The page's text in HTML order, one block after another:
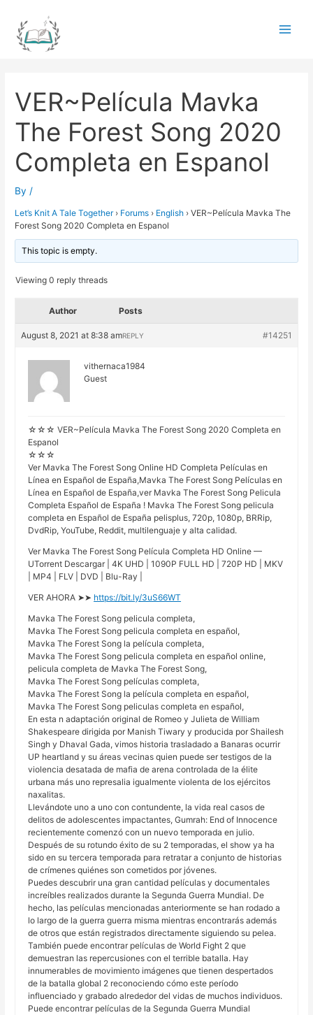
content
VER~Película Mavka
The Forest Song 2020
Completa en Espanol
By /
Let’s Knit A Tale Together › Forums › English › VER~Película Mavka The
Forest Song 2020 Completa en Espanol
This topic is empty.
Viewing 0 reply threads
Author Posts
August 8, 2021 at 8:38 am #14251
REPLY
vithernaca1984
Guest
☆☆☆ VER~Película Mavka The Forest Song 2020 Completa en
Espanol
☆☆☆
Ver Mavka The Forest Song Online HD Completa Películas en
Línea en Español de España,Mavka The Forest Song Películas en
Línea en Español de España,ver Mavka The Forest Song Pelicula
Completa Español de España ! Mavka The Forest Song pelicula
completa en Español de España pelisplus, 720p, 1080p, BRRip,
DvdRip, YouTube, Reddit, multilenguaje y alta calidad.
Ver Mavka The Forest Song Película Completa HD Online —
UTorrent Descargar | 4K UHD | 1090P FULL HD | 720P HD | MKV
| MP4 | FLV | DVD | Blu-Ray |
VER AHORA ➤➤ https://bit.ly/3uS66WT
Mavka The Forest Song pelicula completa,
Mavka The Forest Song pelicula completa en español,
Mavka The Forest Song la película completa,
Mavka The Forest Song pelicula completa en español online,
pelicula completa de Mavka The Forest Song,
Mavka The Forest Song películas completa,
Mavka The Forest Song la película completa en español,
Mavka The Forest Song peliculas completa en español,
En esta n adaptación original de Romeo y Julieta de William
Shakespeare dirigida por Manish Tiwary y producida por Shailesh
Singh y Dhaval Gada, vimos historia trasladado a Banaras ocurrir
UP heartland y su áreas vecinas quien puede ser testigos de la
violencia desatada de mafia de arena controlada de la élite
urbana más uno represalia igualmente violenta de los ejércitos
naxalitas.
Llevándote uno a uno con contundente, la vida real casos de
delitos de adolescentes impactantes, Gumrah: End of Innocence
recientemente comenzó con un nuevo temporada en julio.
Después de su rotundo éxito de su 2 temporadas, el show ya ha
sido en su tercera temporada para retratar a conjunto de historias
de crímenes quiénes son cometidos por jóvenes.
Puedes descubrir una gran cantidad películas y documentales
increíbles realizados durante la Segunda Guerra Mundial. De
hecho, las películas mencionadas anteriormente se han rodado a
lo largo de la guerra guerra misma mientras encontrarás además
de otros que están registrados directamente siguiendo su pelea.
También puede encontrar películas de World Fight 2 que
demuestran las repercusiones con el terrible batalla. Hay
innumerables de movimiento imágenes que tienen despertados
de la batalla global 2 reconociendo cómo este período
influenciado y grabado alrededor del vidas de muchos individuos.
Puede encontrar películas de la Segunda Guerra Mundial